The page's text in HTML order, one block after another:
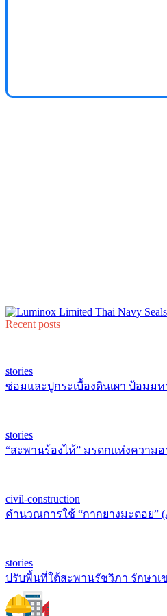
Recent posts
stories
ซ่อมและปูกระเบื้องดินเผา ป้อมม
stories
“สะพานร้องไห้” มรดกแห่งควา
civil-construction
คำนวณการใช้ “กากยางมะตอย”
stories
ปรับพื้นที่ใต้สะพานรัชวิภา รักษาเ